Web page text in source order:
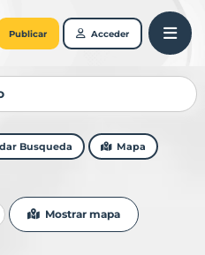
Publicar Acceder
Busqueda Mapa
Mostrar mapa